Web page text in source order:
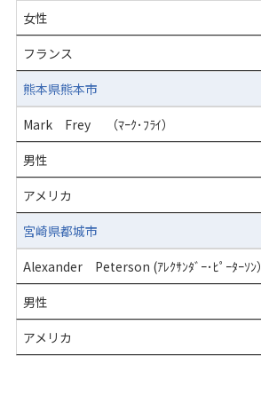
女性
フランス
熊本県熊本市
Mark Frey （ﾏｰｸ･ﾌﾗｲ）
男性
アメリカ
宮崎県都城市
Alexander Peterson (ｱﾚｸｻﾝﾀﾞｰ･ﾋﾟｰﾀｰｿﾝ）
男性
アメリカ